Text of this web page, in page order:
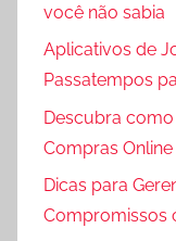
você não sabia
Aplicativos de
Passatempos
Descubra
Compras
Dicas para
Compromissos